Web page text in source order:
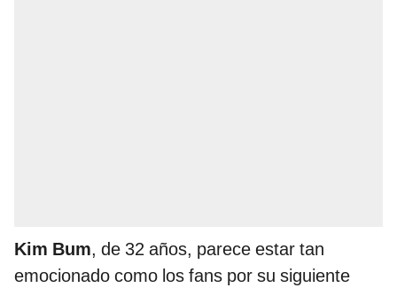
Kim Bum, de 32 años, parece estar tan
emocionado como los fans por su siguiente